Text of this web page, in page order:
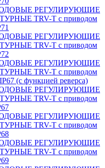
РЕГУЛИРУЮЩИЕ
TRV-T с приводом
РЕГУЛИРУЮЩИЕ
TRV-T с приводом
РЕГУЛИРУЮЩИЕ
TRV-T с приводом
(с функцией реверса)
РЕГУЛИРУЮЩИЕ
TRV-T с приводом
РЕГУЛИРУЮЩИЕ
TRV-T с приводом
РЕГУЛИРУЮЩИЕ
TRV-T с приводом